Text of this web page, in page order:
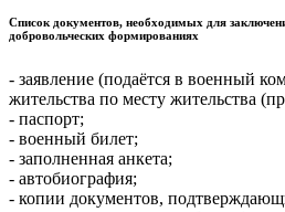
Список документов, необходимых для
добровольческих формированиях
- заявление (подаётся в военный
жительства по месту жительства
- паспорт;
- военный билет;
- заполненная анкета;
- автобиография;
- копии документов,